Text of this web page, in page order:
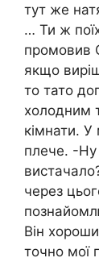
тут же
… Ти ж
промовив
якщо
то тато
холодним
кімнати. У
плече. -Ну
через
Він
точно мої